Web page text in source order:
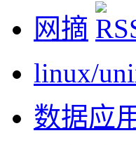
网摘
linux/
数据应